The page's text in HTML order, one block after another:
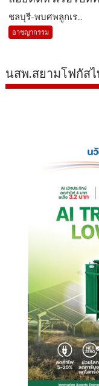
ชลบุรี-พบศพลูกเร...
อาชญากรรม
นสพ.สยามโฟกัส